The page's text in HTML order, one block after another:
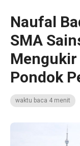
Naufal
SMA
Mengukir
Pondok
waktu baca 4 menit